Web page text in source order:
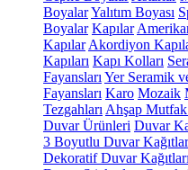
BoyalarYalıtım Boyası
Boyalar Kapılar
Kapılar Akordiyon
Kapıları Kapı Kolları
Fayansları Yer Seramik
Fayansları Karo Mozaik
Tezgahları Ahşap Mutfak
Duvar Ürünleri Duvar
3 Boyutlu Duvar
Dekoratif Duvar Kağıtları